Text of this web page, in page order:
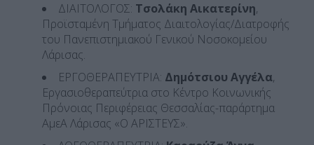
ΔΙΑΙΤΟΛΟΓΟΣ: Τσολάκη Αικατερίνη,
Προϊσταμένη Τμήματος Διαιτολογίας/Διατροφής
του Πανεπιστημιακού Γενικού Νοσοκομείου
Λάρισας.
ΕΡΓΟΘΕΡΑΠΕΥΤΡΙΑ: Δημότσιου Αγγέλα,
Εργασιοθεραπεύτρια στο Κέντρο Κοινωνικής
Πρόνοιας Περιφέρειας Θεσσαλίας-παράρτημα
ΑμεΑ Λάρισας «Ο ΑΡΙΣΤΕΥΣ».